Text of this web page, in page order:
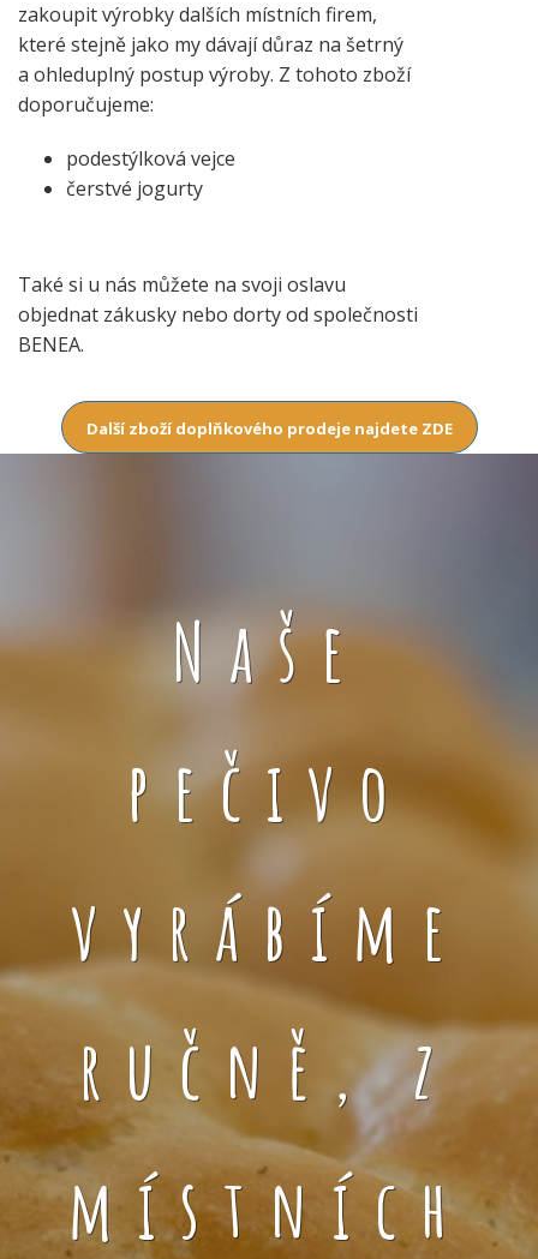
zakoupit výrobky dalších místních firem,
které stejně jako my dávají důraz na šetrný
a ohleduplný postup výroby. Z tohoto zboží
doporučujeme:
podestýlková vejce
čerstvé jogurty
Také si u nás můžete na svoji oslavu
objednat zákusky nebo dorty od společnosti
BENEA.
Další zboží doplňkového prodeje najdete ZDE
Naše
pečivo
vyrábíme
ručně, z
místních